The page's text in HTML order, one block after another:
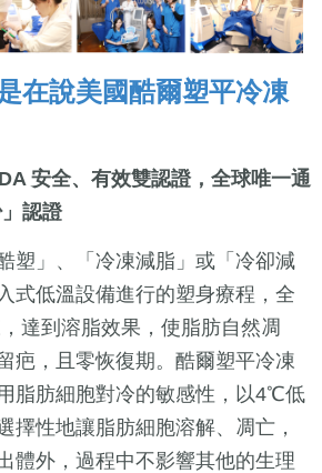
在說美國酷爾塑平冷凍
安全、有效雙認證，全球唯一通
認證
塑」、「冷凍減脂」或「冷卻減
式低溫設備進行的塑身療程，全
達到溶脂效果，使脂肪自然凋
疤，且零恢復期。酷爾塑平冷凍
脂肪細胞對冷的敏感性，以4℃低
擇性地讓脂肪細胞溶解、凋亡，
體外，過程中不影響其他的生理